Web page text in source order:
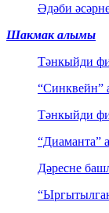
Әдәби
Шакмак алымы
Тәнкыйди
“Синквейн”
Тәнкыйди
“Диаманта”
Дәресне